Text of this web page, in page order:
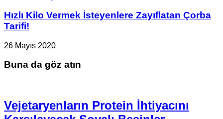
Hızlı Kilo Vermek İsteyenlere Zayıflatan Çorba
Tarifi!
26 Mayıs 2020
Buna da göz atın
Vejetaryenların Protein İhtiyacını